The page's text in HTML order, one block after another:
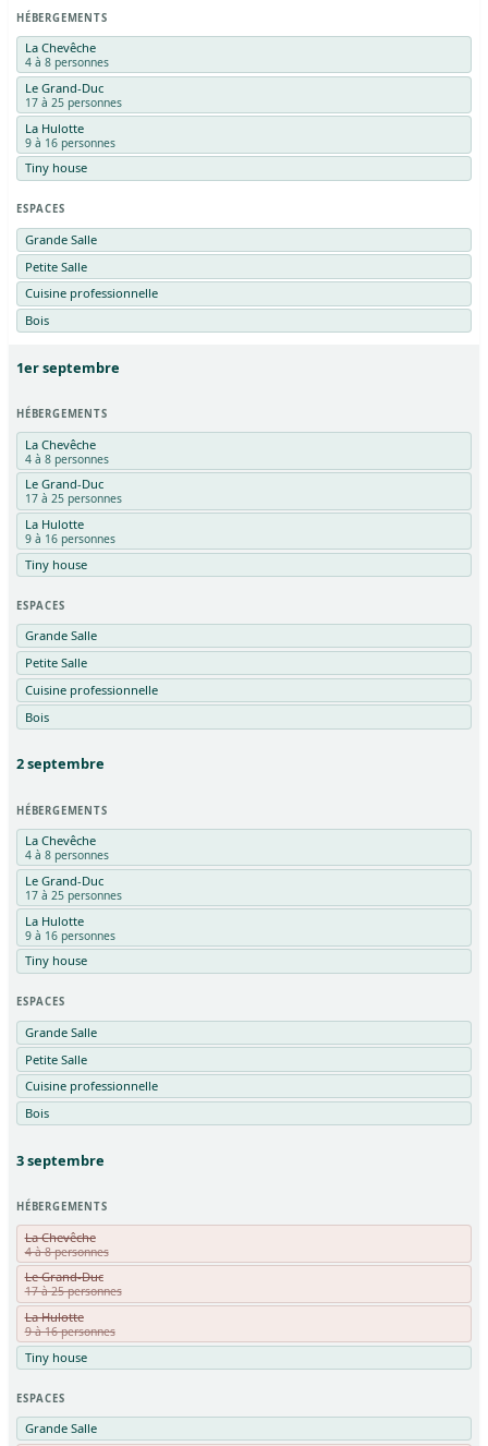
HÉBERGEMENTS
La Chevêche
4 à 8 personnes
Le Grand-Duc
17 à 25 personnes
La Hulotte
9 à 16 personnes
Tiny house
ESPACES
Grande Salle
Petite Salle
Cuisine professionnelle
Bois
1erseptembre
HÉBERGEMENTS
La Chevêche
4 à 8 personnes
Le Grand-Duc
17 à 25 personnes
La Hulotte
9 à 16 personnes
Tiny house
ESPACES
Grande Salle
Petite Salle
Cuisine professionnelle
Bois
2septembre
HÉBERGEMENTS
La Chevêche
4 à 8 personnes
Le Grand-Duc
17 à 25 personnes
La Hulotte
9 à 16 personnes
Tiny house
ESPACES
Grande Salle
Petite Salle
Cuisine professionnelle
Bois
3septembre
HÉBERGEMENTS
La Chevêche
4 à 8 personnes
Le Grand-Duc
17 à 25 personnes
La Hulotte
9 à 16 personnes
Tiny house
ESPACES
Grande Salle